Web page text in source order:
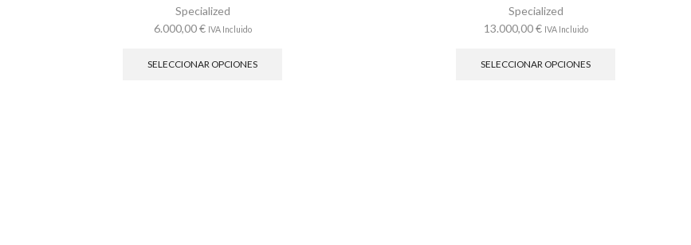
Specialized
6.000,00€ IVA Incluido
SELECCIONAR OPCIONES
Specialized
13.000,00€ IVA Incluido
SELECCIONAR OPCIONES